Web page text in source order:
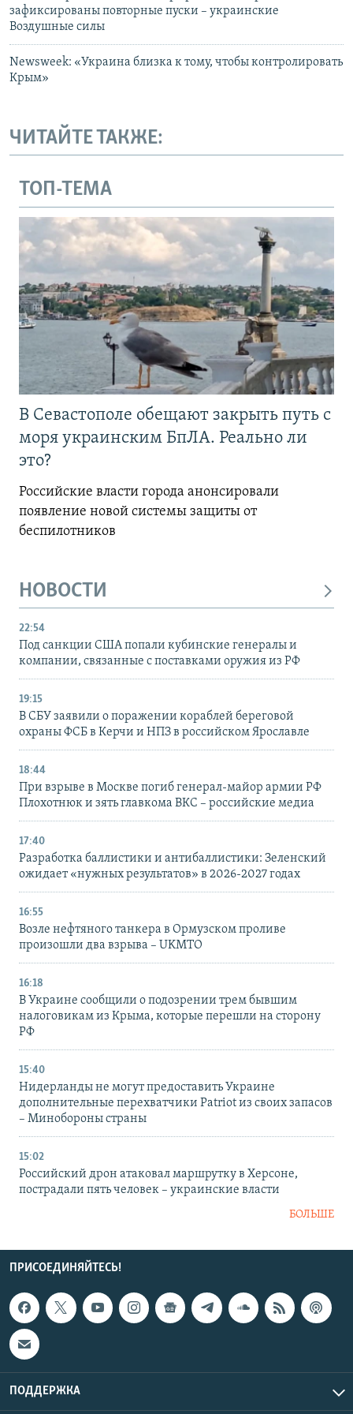
зафиксированы повторные пуски – украинские
Воздушные силы
Newsweek: «Украина близка к тому, чтобы контролировать
Крым»
ЧИТАЙТЕ ТАКЖЕ:
ТОП-ТЕМА
В Севастополе обещают закрыть путь с
моря украинским БпЛА. Реально ли
это?
Российские власти города анонсировали
появление новой системы защиты от
беспилотников
НОВОСТИ
22:54
Под санкции США попали кубинские генералы и
компании, связанные с поставками оружия из РФ
19:15
В СБУ заявили о поражении кораблей береговой
охраны ФСБ в Керчи и НПЗ в российском Ярославле
18:44
При взрыве в Москве погиб генерал-майор армии РФ
Плохотнюк и зять главкома ВКС – российские медиа
17:40
Разработка баллистики и антибаллистики: Зеленский
ожидает «нужных результатов» в 2026-2027 годах
16:55
Возле нефтяного танкера в Ормузском проливе
произошли два взрыва – UKMTO
16:18
В Украине сообщили о подозрении трем бывшим
налоговикам из Крыма, которые перешли на сторону
РФ
15:40
Нидерланды не могут предоставить Украине
дополнительные перехватчики Patriot из своих запасов
– Минобороны страны
15:02
Российский дрон атаковал маршрутку в Херсоне,
пострадали пять человек – украинские власти
БОЛЬШЕ
ПРИСОЕДИНЯЙТЕСЬ!
ПОДДЕРЖКА